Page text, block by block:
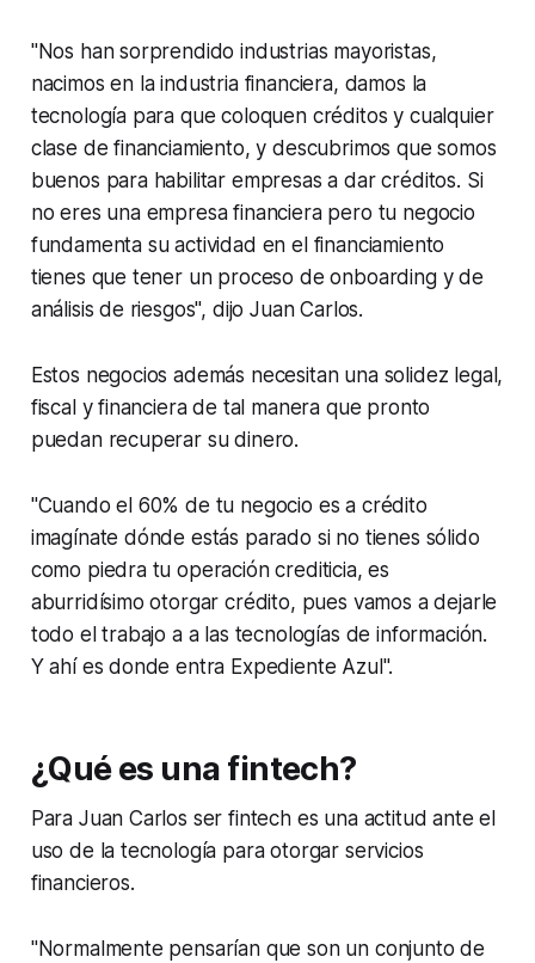
"Nos han sorprendido industrias mayoristas,
nacimos en la industria financiera, damos la
tecnología para que coloquen créditos y cualquier
clase de financiamiento, y descubrimos que somos
buenos para habilitar empresas a dar créditos. Si
no eres una empresa financiera pero tu negocio
fundamenta su actividad en el financiamiento
tienes que tener un proceso deonboarding y de
análisis de riesgos", dijo Juan Carlos.
Estos negocios además necesitan una solidez legal,
fiscal y financiera de tal manera que pronto
puedan recuperar su dinero.
"Cuando el 60% de tu negocio es a crédito
imagínate dónde estás parado si no tienes sólido
como piedra tu operación crediticia, es
aburridísimo otorgar crédito, pues vamos a dejarle
todo el trabajo a a las tecnologías de información.
Y ahí es donde entra Expediente Azul".
¿Qué es una fintech?
Para Juan Carlos ser fintech es una actitud ante el
uso de la tecnología para otorgar servicios
financieros.
"Normalmente pensarían que son un conjunto de